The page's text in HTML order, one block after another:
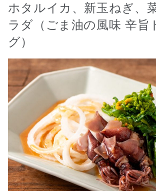
ホタルイカ、新玉ねぎ、
ラダ（ごま油の風味 辛旨
グ）